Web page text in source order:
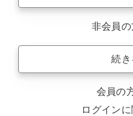
非会員の
続き
会員の
ログイン